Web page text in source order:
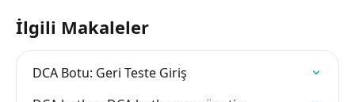
İlgili Makaleler
DCA Botu: Geri Teste Giriş